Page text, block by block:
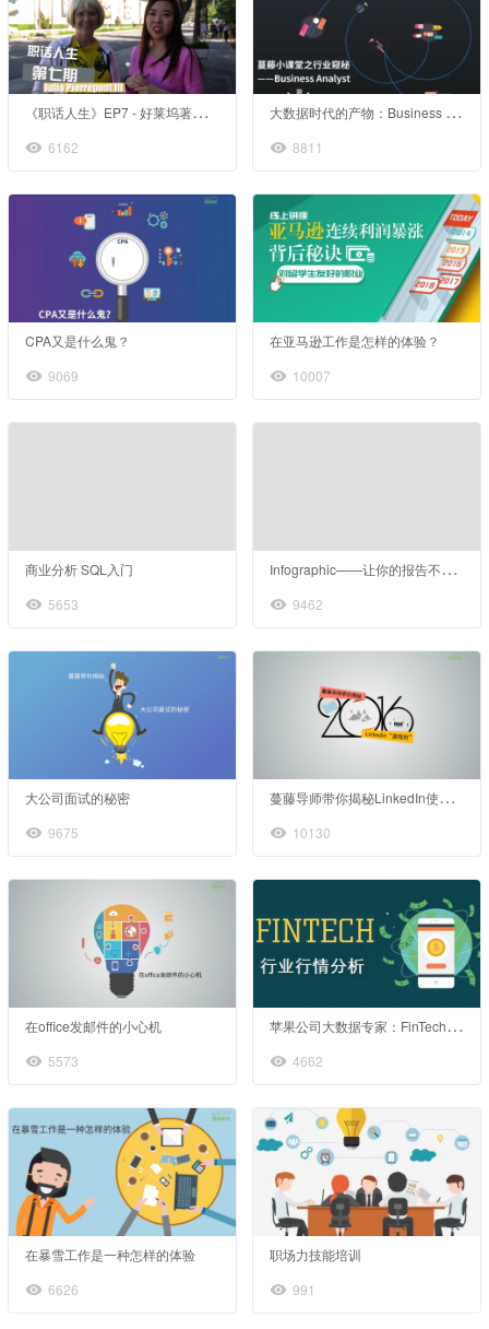
《
职话人生》EP7 - 好莱坞著名制作人带你探秘影视圈
6162
大
数据时代的产物：Business Analyst
8811
CPA又是什么鬼？
9069
在亚马逊工作是怎样的体验？
10007
商业分析 SQL入门
5653
I
nfographic——让你的报告不再单调
9462
大公司面试的秘密
9675
蔓
藤导师带你揭秘LinkedIn使用秘籍
10130
在office发邮件的小心机
5573
苹
果公司大数据专家：FinTech行业行情报告
4662
在暴雪工作是一种怎样的体验
6626
职场力技能培训
991